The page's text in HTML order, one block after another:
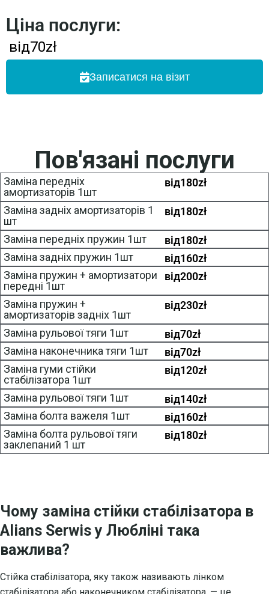
Ціна послуги:
від70zł
Записатися на візит
Пов'язані послуги
Заміна передніх
амортизаторів 1шт
від180zł
Заміна задніх амортизаторів 1
шт
від180zł
Заміна передніх пружин 1шт від180zł
Заміна задніх пружин 1шт
від160zł
Заміна пружин + амортизатори
передні 1шт
від200zł
Заміна пружин +
амортизаторів задніх 1шт
від230zł
Заміна рульової тяги 1шт від70zł
Заміна наконечника тяги 1шт
від70zł
Заміна гуми стійки
стабілізатора 1шт
від120zł
Заміна рульової тяги 1шт від140zł
Заміна болта важеля 1шт
від160zł
Заміна болта рульової тяги
заклепаний 1 шт
від180zł
Чому заміна стійки стабілізатора в
Alians Serwis у Любліні така
важлива?
Стійка стабілізатора, яку також називають лінком